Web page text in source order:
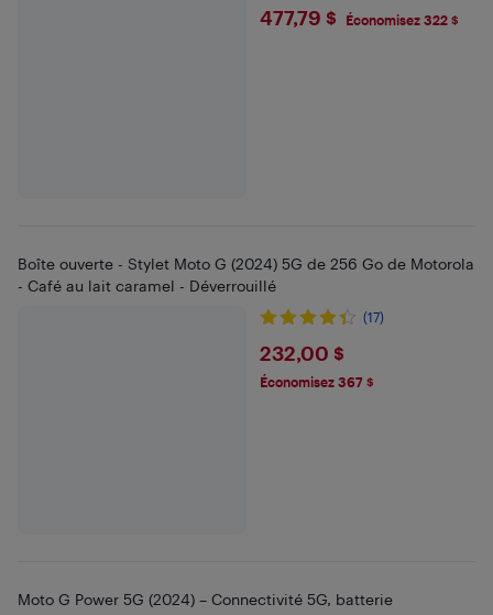
$477.79
477,79 $ Économisez 322 $
Boîte ouverte - Stylet Moto G (2024) 5G de 256 Go de Motorola
- Café au lait caramel - Déverrouillé
(17)
$232
232,00 $
Économisez 367 $
Moto G Power 5G (2024) – Connectivité 5G, batterie